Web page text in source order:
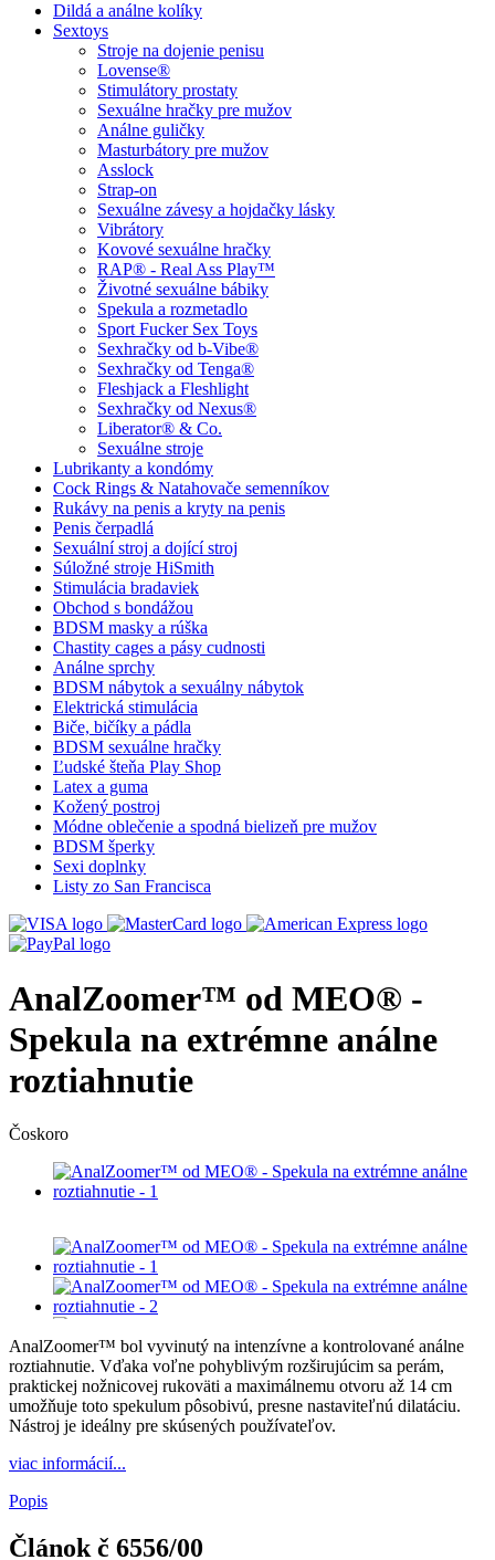
Dildá a análne kolíky
Sextoys
Stroje na dojenie penisu
Lovense®
Stimulátory prostaty
Sexuálne hračky pre mužov
Análne guličky
Masturbátory pre mužov
Asslock
Strap-on
Sexuálne závesy a hojdačky lásky
Vibrátory
Kovové sexuálne hračky
RAP® - Real Ass Play™
Životné sexuálne bábiky
Spekula a rozmetadlo
Sport Fucker Sex Toys
Sexhračky od b-Vibe®
Sexhračky od Tenga®
Fleshjack a Fleshlight
Sexhračky od Nexus®
Liberator® & Co.
Sexuálne stroje
Lubrikanty a kondómy
Cock Rings & Natahovače semenníkov
Rukávy na penis a kryty na penis
Penis čerpadlá
Sexuální stroj a dojící stroj
Súložné stroje HiSmith
Stimulácia bradaviek
Obchod s bondážou
BDSM masky a rúška
Chastity cages a pásy cudnosti
Análne sprchy
BDSM nábytok a sexuálny nábytok
Elektrická stimulácia
Biče, bičíky a pádla
BDSM sexuálne hračky
Ľudské šteňa Play Shop
Latex a guma
Kožený postroj
Módne oblečenie a spodná bielizeň pre mužov
BDSM šperky
Sexi doplnky
Listy zo San Francisca
AnalZoomer™ od MEO® -
Spekula na extrémne análne
roztiahnutie
Čoskoro
AnalZoomer™ bol vyvinutý na intenzívne a kontrolované análne
roztiahnutie. Vďaka voľne pohyblivým rozširujúcim sa perám,
praktickej nožnicovej rukoväti a maximálnemu otvoru až 14 cm
umožňuje toto spekulum pôsobivú, presne nastaviteľnú dilatáciu.
Nástroj je ideálny pre skúsených používateľov.
viac informácií...
Popis
Článok č 6556/00